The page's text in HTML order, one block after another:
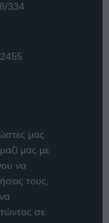
334
μας
μας με
να
τους,
σε